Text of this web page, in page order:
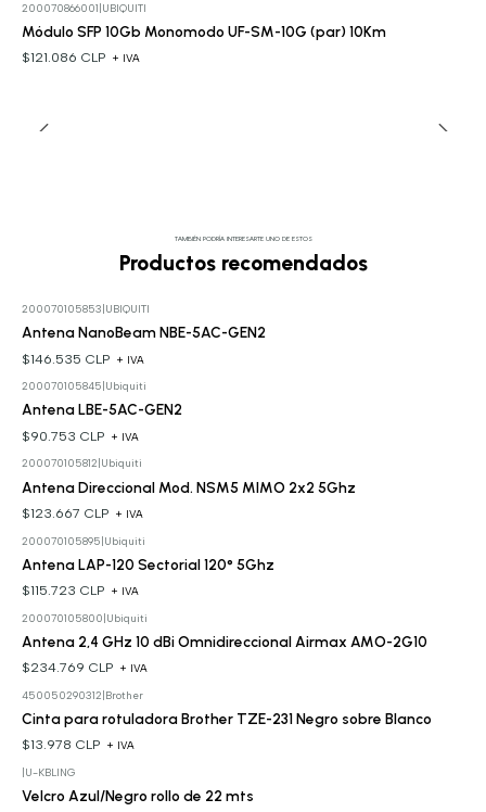
200070866001 UBIQUITI
Módulo SFP 10Gb Monomodo UF-SM-10G (par) 10Km
$121.086 CLP + IVA
TAMBIÉN PODRÍA INTERESARTE UNO DE ESTOS
Productos recomendados
200070105853 UBIQUITI
Antena NanoBeam NBE-5AC-GEN2
$146.535 CLP + IVA
200070105845 Ubiquiti
Antena LBE-5AC-GEN2
$90.753 CLP + IVA
200070105812 Ubiquiti
Antena Direccional Mod. NSM5 MIMO 2x2 5Ghz
$123.667 CLP + IVA
200070105895 Ubiquiti
Antena LAP-120 Sectorial 120° 5Ghz
$115.723 CLP + IVA
200070105800 Ubiquiti
Antena 2,4 GHz 10 dBi Omnidireccional Airmax AMO-2G10
$234.769 CLP + IVA
450050290312 Brother
Cinta para rotuladora Brother TZE-231 Negro sobre Blanco
$13.978 CLP + IVA
U-KBLING
Velcro Azul/Negro rollo de 22 mts